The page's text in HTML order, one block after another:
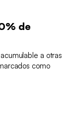
de
a otras
como